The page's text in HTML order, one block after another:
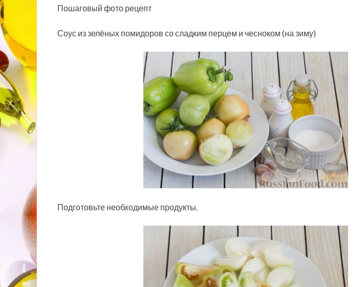
Пошаговый фото рецепт
Соус из зелёных помидоров со сладким перцем и чесноком (на зиму)
Подготовьте необходимые продукты.